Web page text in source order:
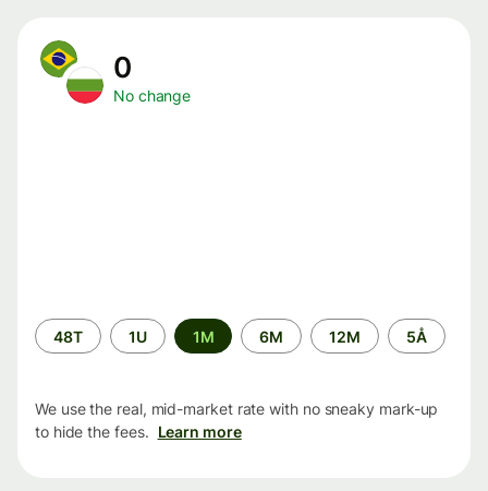
0
No change
Time
period
48T 1U 1M 6M 12M 5Å
We use the real, mid-market rate with no sneaky mark-up
to hide the fees. Learn more